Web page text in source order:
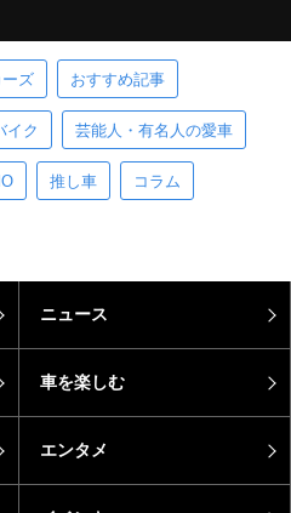
ズ おすすめ記事
イク 芸能人・有名人の愛車
推し車 コラム
ニュース
車を楽しむ
エンタメ